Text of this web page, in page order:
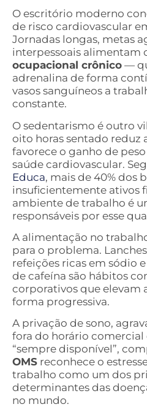
O escritório moderno
de risco cardiovascular
Jornadas longas, metas
interpessoais alimentam
ocupacional crônico —
adrenalina de forma
vasos sanguíneos a
constante.
O sedentarismo é outro
oito horas sentado reduz
favorece o ganho de
saúde cardiovascular.
Educa, mais de 40% dos
insuficientemente ativos
ambiente de trabalho é
responsáveis por esse
A alimentação no
para o problema.
refeições ricas em sódio
de cafeína são hábitos
corporativos que elevam
forma progressiva.
A privação de sono,
fora do horário comercial
“sempre disponível”,
OMS reconhece o
trabalho como um dos
determinantes das
no mundo.